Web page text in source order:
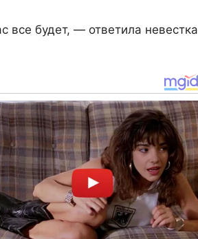
будет, — ответила невестка